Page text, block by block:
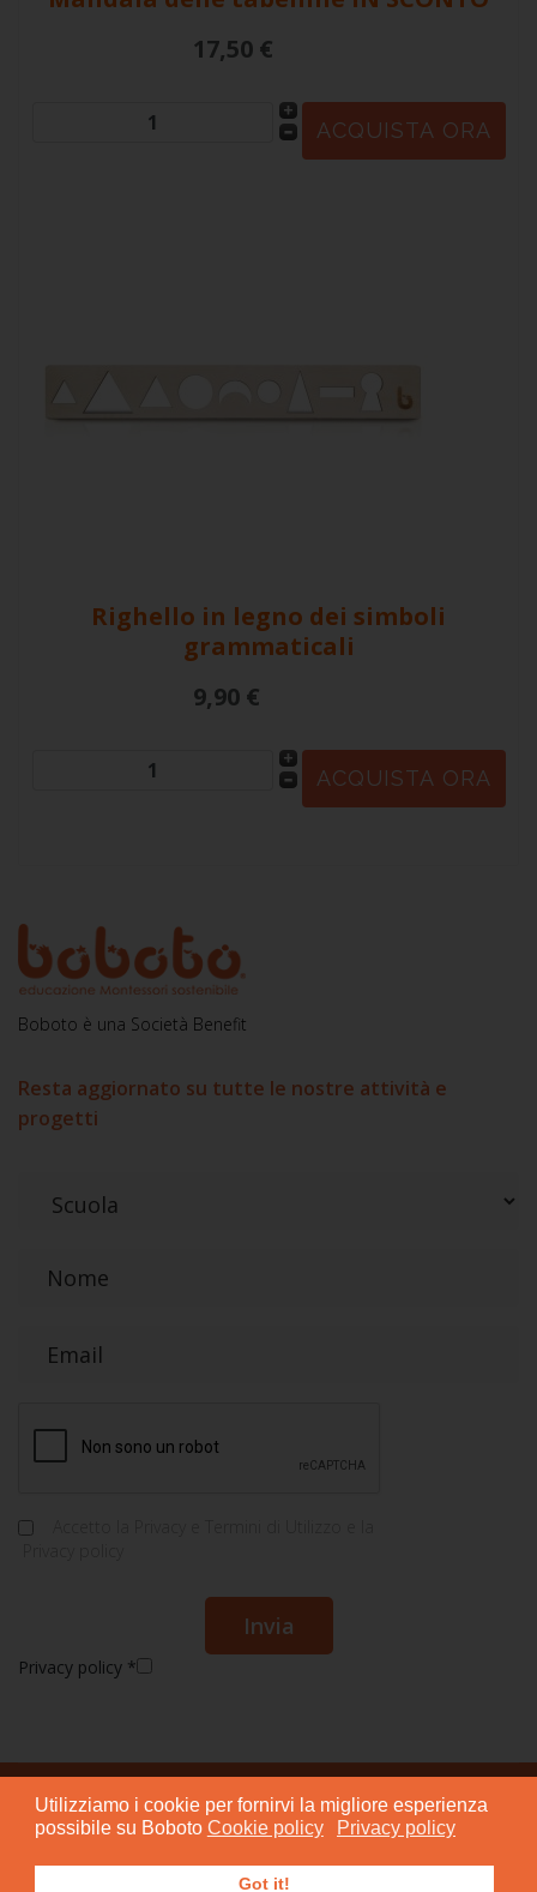
Utilizziamo i cookie per fornirvi la migliore esperienza
possibile su Boboto Cookie policy Privacy policy
Got it!
17,50 €
Righello in legno dei simboli
grammaticali
9,90 €
Boboto è una Società Benefit
Resta aggiornato su tutte le nostre attività e
progetti
Privacy policy *
© 2015 - 2024 BOBOTO S.r.l. Società Benefit
mobile: +39 346 094 8433 Sede Legale: Via San Lazzaro, 12 –
73100 LECCE P.I. 04804810754